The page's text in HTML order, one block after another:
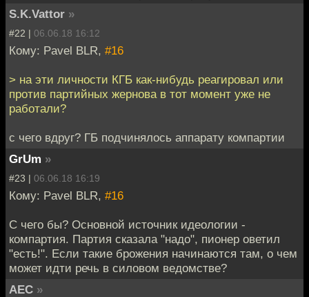
S.K.Vattor »
#22 | 06.06.18 16:12
Кому: Pavel BLR, #16
> на эти личности КГБ как-нибудь реагировал или
против партийных жернова в тот момент уже не
работали?
с чего вдруг? ГБ подчинялось аппарату компартии
GrUm »
#23 | 06.06.18 16:19
Кому: Pavel BLR, #16
С чего бы? Основной источник идеологии -
компартия. Партия сказала "надо", пионер оветил
"есть!". Если такие брожения начинаются там, о чем
может идти речь в силовом ведомстве?
АЕС »